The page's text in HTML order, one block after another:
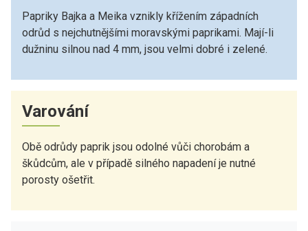
Papriky Bajka a Meika vznikly křížením západních
odrůd s nejchutnějšími moravskými paprikami. Mají-li
dužninu silnou nad 4 mm, jsou velmi dobré i zelené.
Varování
Obě odrůdy paprik jsou odolné vůči chorobám a
škůdcům, ale v případě silného napadení je nutné
porosty ošetřit.